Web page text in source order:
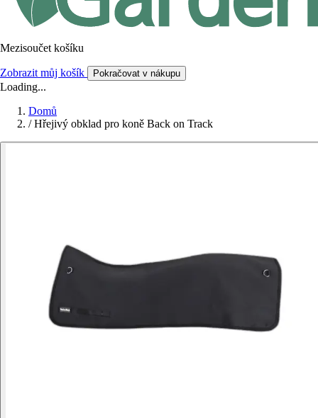
Mezisoučet košíku
Zobrazit můj košík Pokračovat v nákupu
Loading...
Domů
/ Hřejivý obklad pro koně Back on Track